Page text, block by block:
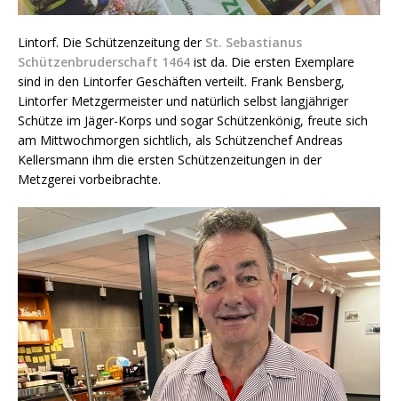
Lintorf. Die Schützenzeitung der St. Sebastianus
Schützenbruderschaft 1464 ist da. Die ersten Exemplare
sind in den Lintorfer Geschäften verteilt. Frank Bensberg,
Lintorfer Metzgermeister und natürlich selbst langjähriger
Schütze im Jäger-Korps und sogar Schützenkönig, freute sich
am Mittwochmorgen sichtlich, als Schützenchef Andreas
Kellersmann ihm die ersten Schützenzeitungen in der
Metzgerei vorbeibrachte.